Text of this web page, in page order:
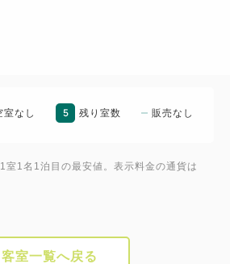
室なし 5 残り室数 販売なし
1名1泊目の最安値。表示料金の通貨は
客室一覧へ戻る